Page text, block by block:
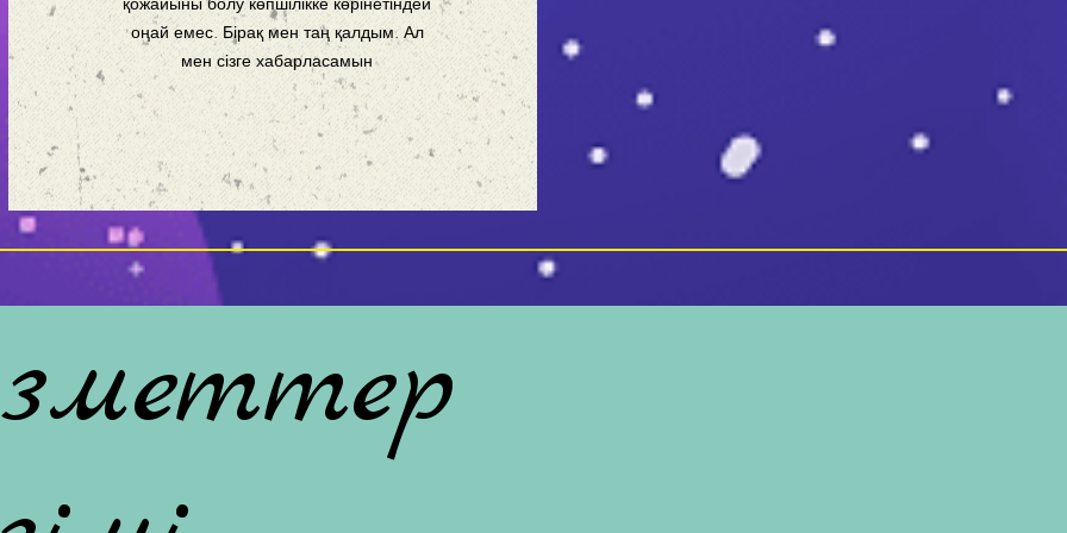
оңай емес. Бірақ мен таң қалдым. Ал
мен сізге хабарласамын